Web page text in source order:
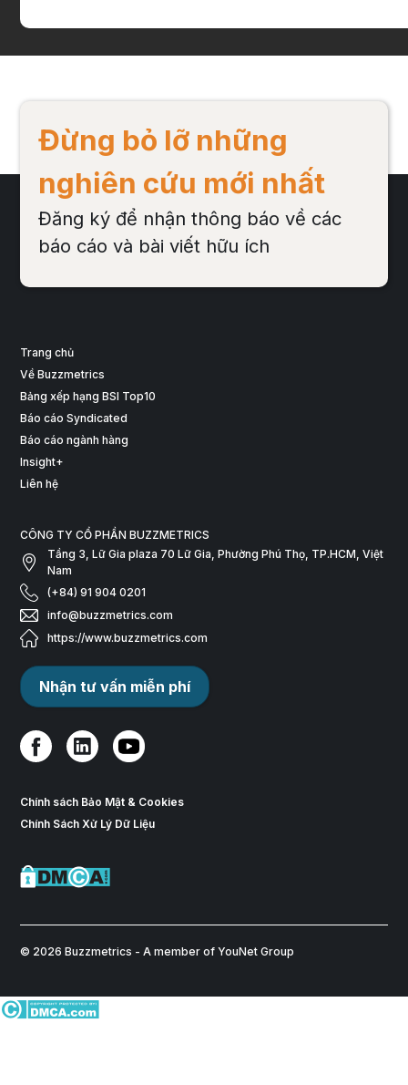
Đừng bỏ lỡ những
nghiên cứu mới nhất
Đăng ký để nhận thông báo về các
báo cáo và bài viết hữu ích
Trang chủ
Về Buzzmetrics
Bảng xếp hạng BSI Top10
Báo cáo Syndicated
Báo cáo ngành hàng
Insight+
Liên hệ
CÔNG TY CỔ PHẦN BUZZMETRICS
Tầng 3, Lữ Gia plaza 70 Lữ Gia, Phường Phú Thọ, TP.HCM, Việt
Nam
(+84) 91 904 0201
info@buzzmetrics.com
https://www.buzzmetrics.com
Nhận tư vấn miễn phí
Chính sách Bảo Mật & Cookies
Chính Sách Xử Lý Dữ Liệu
© 2026 Buzzmetrics - A member of YouNet Group